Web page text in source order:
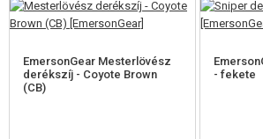
AKKUMULÁTOROK, TÖLTŐK
TÁRAK
EmersonGear Mesterlövész
derékszíj - Coyote Brown
(CB)
- fekete